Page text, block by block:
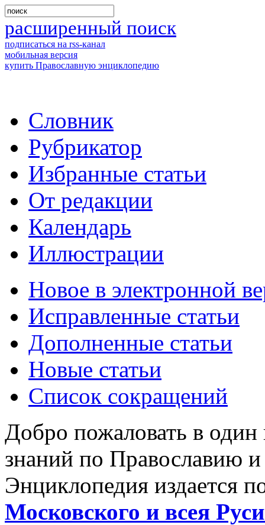
расширенный поиск
подписаться на rss-канал
мобильная версия
купить Православную энциклопедию
Словник
Рубрикатор
Избранные статьи
От редакции
Календарь
Иллюстрации
Новое в электронной
Исправленные статьи
Дополненные статьи
Новые статьи
Список сокращений
Добро пожаловать в
знаний по Православию
Энциклопедия издается
Московского и всея